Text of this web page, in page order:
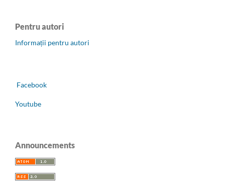
Pentru autori
Informații pentru autori
Facebook
Youtube
Announcements